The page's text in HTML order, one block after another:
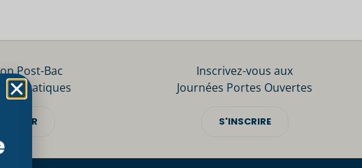
Post-Bac
pratiques
Inscrivez-vous aux
Journées Portes Ouvertes
S'INSCRIRE